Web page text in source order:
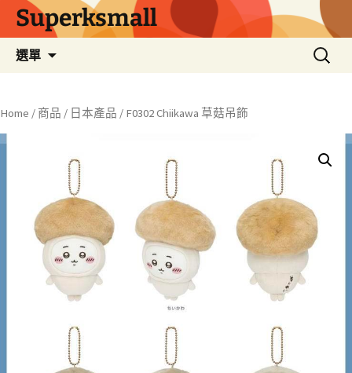
Superksmall
選單
內
搜
尋
Home / 商品 / 日本產品 / F0302 Chiikawa 草菇吊飾